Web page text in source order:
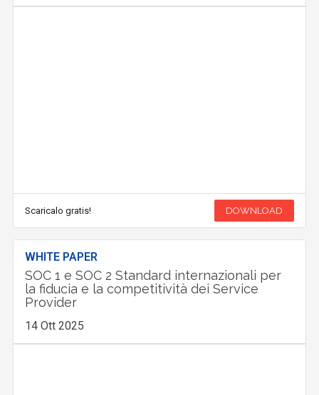
Scaricalo gratis! DOWNLOAD
WHITE PAPER
SOC 1 e SOC 2 Standard internazionali per
la fiducia e la competitività dei Service
Provider
14 Ott 2025